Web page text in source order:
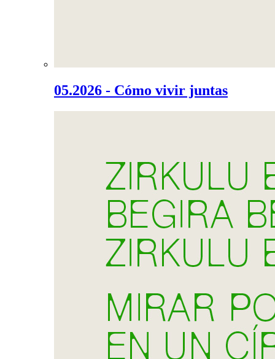
05.2026 - Cómo vivir juntas